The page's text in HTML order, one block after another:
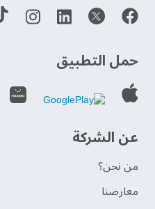
حمل التطبيق
عن الشركة
من نحن؟
‫معارضنا‬